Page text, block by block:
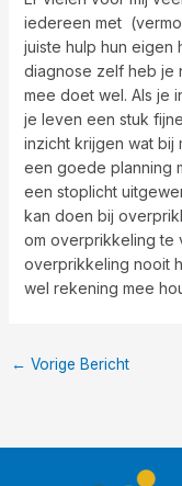
iedereen met
juiste hulp hun eigen
diagnose zelf heb je
mee doet wel. Als je
je leven een stuk
inzicht krijgen wat bij
een goede planning
een stoplicht
kan doen bij
om overprikkeling te
overprikkeling nooit
wel rekening mee
← Vorige Bericht